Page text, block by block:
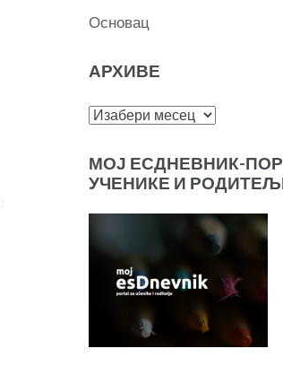
Основац
АРХИВЕ
Архиве
МОЈ ЕСДНЕВНИК-
УЧЕНИКЕ И